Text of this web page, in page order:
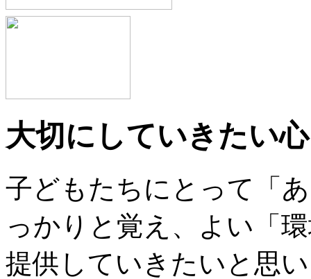
大切にしていきたい心
子どもたちにとって「
っかりと覚え、よい「
提供していきたいと思